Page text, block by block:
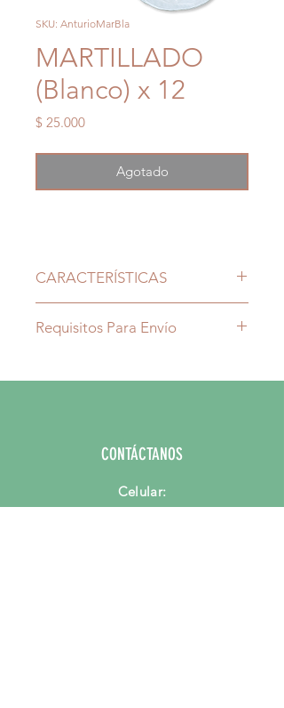
SKU: AnturioMarBla
MARTILLADO
(Blanco) x 12
$ 25.000Precio
Agotado
CARACTERÍSTICAS
Requisitos Para Envío
de 10 Ramos de Flores.
CONTÁCTANOS
Celular:
316 234 6922